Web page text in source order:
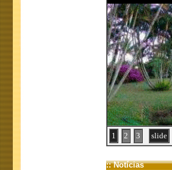
1 2 3 slide
:: Notícias